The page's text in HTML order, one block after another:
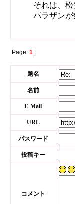
それは、松
パラザンが
Page: 1|
題名
名前
E-Mail
URL
パスワード
投稿キー
コメント